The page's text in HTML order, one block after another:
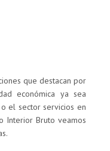
que destacan por
económica ya sea
el sector servicios en
Interior Bruto veamos